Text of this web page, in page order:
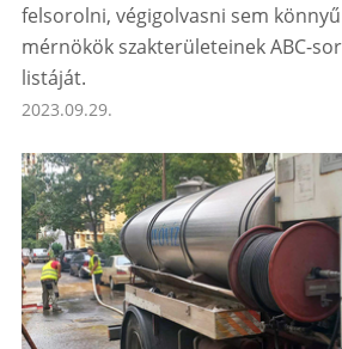
felsorolni, végigolvasni sem
mérnökök szakterületeinek ABC-
listáját.
2023.09.29.